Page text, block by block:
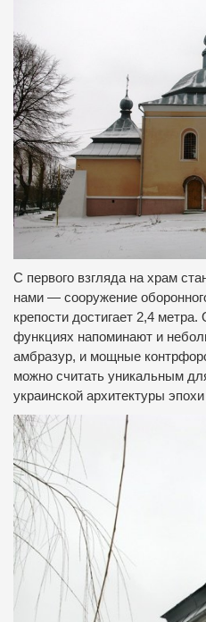
С первого взгляда на храм
нами — сооружение
крепости достигает 2,4
функциях напоминают и
амбразур, и мощные
можно считать уникальным
украинской архитектуры